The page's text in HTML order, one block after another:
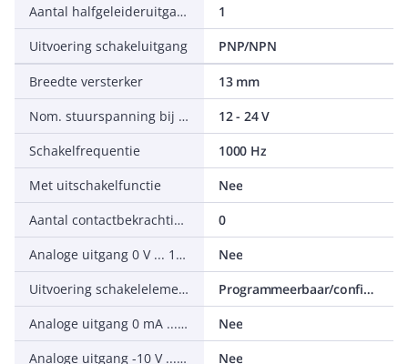
Aantal halfgeleideruitgangen met meldfunctie
1
Uitvoering schakeluitgang
PNP/NPN
Breedte versterker
13 mm
Nom. stuurspanning bij DC
12 - 24 V
Schakelfrequentie
1000 Hz
Met uitschakelfunctie
Nee
Aantal contactbekrachtigde uitgangen met meldfunctie
0
Analoge uitgang 0 V ... 10 V
Nee
Uitvoering schakelelement
Programmeerbaar/configureerbaar
Analoge uitgang 0 mA ... 20 mA
Nee
Analoge uitgang -10 V ... +10 V
Nee